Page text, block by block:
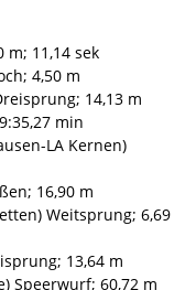
m; 11,14 sek
4,50 m
14,13 m
min
LA Kernen)
16,90 m
Weitsprung; 6,69
13,64 m
Speerwurf; 60,72 m